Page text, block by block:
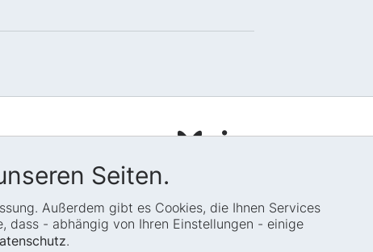
Seiten.
Außerdem gibt es Cookies, die Ihnen Services
dass - abhängig von Ihren Einstellungen - einige
.
Einstellungen